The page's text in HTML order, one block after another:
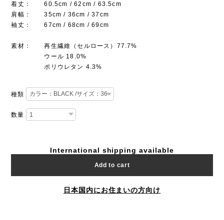
着丈： 60.5cm / 62cm / 63.5cm
肩幅： 35cm / 36cm / 37cm
袖丈： 67cm / 68cm / 69cm
素材： 再生繊維（セルロース）77.7%
ウール 18.0%
ポリウレタン 4.3%
種類
数量
International shipping available
Add to cart
日本国内にお住まいの方向け